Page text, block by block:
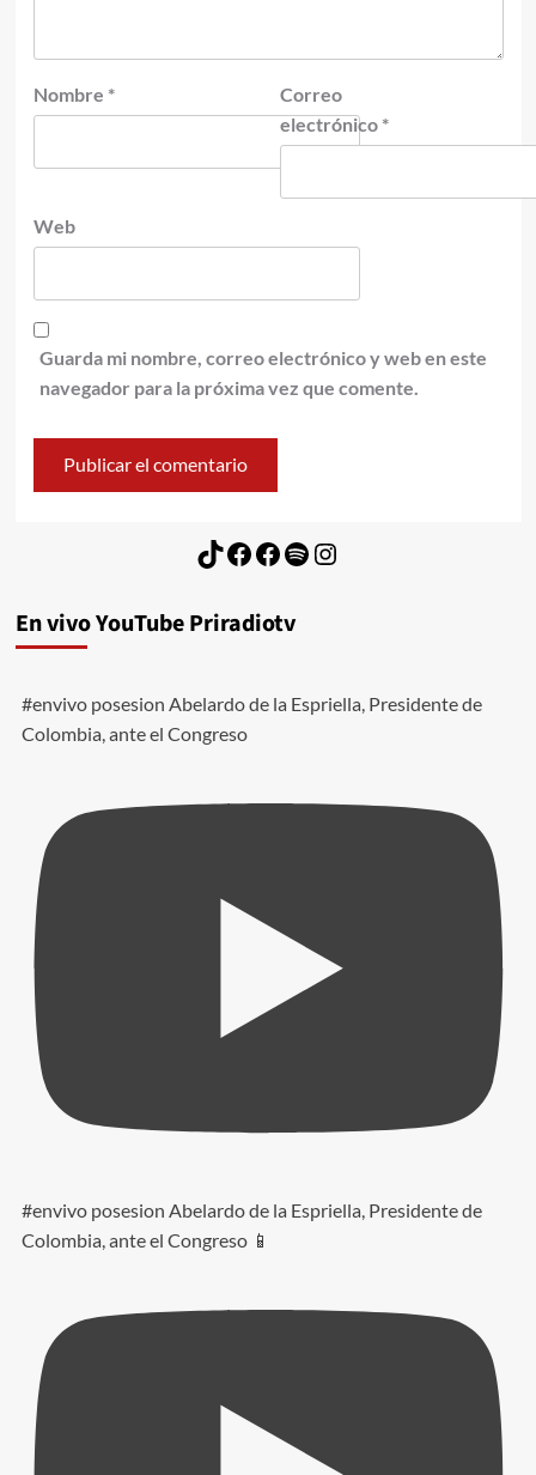
Nombre *
Correo
electrónico *
Web
Guarda mi nombre, correo electrónico y web en este
navegador para la próxima vez que comente.
TikTok
Facebook
Facebook
Spotify
Instagram
En vivo YouTube Priradiotv
#envivo posesion Abelardo de la Espriella, Presidente de
Colombia, ante el Congreso
#envivo posesion Abelardo de la Espriella, Presidente de
Colombia, ante el Congreso 📱